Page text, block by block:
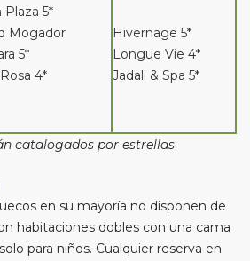
Plaza 5*
Mogador
5*
4*
Hivernage 5*
Longue Vie 4*
Jadali & Spa 5*
catalogados por estrellas.
en su mayoría no disponen de
habitaciones dobles con una cama
para niños. Cualquier reserva en